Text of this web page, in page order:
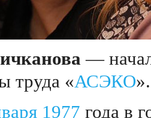
—
труда «АСЭКО».
1977 года в